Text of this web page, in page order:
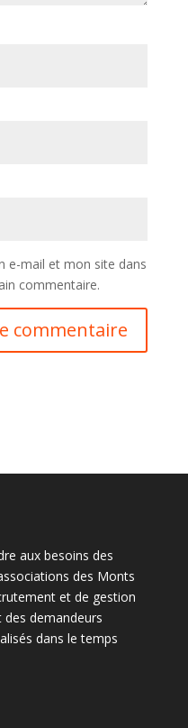
e-mail et mon site dans
commentaire.
aux besoins des
des Monts
et de gestion
demandeurs
dans le temps